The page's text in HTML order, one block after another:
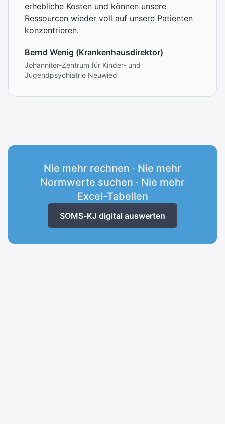
erhebliche Kosten und können unsere
Ressourcen wieder voll auf unsere Patienten
konzentrieren.
Bernd Wenig (Krankenhausdirektor)
Johanniter-Zentrum für Kinder- und
Jugendpsychiatrie Neuwied
Nie mehr rechnen · Nie mehr
Normwerte suchen · Nie mehr
Excel-Tabellen
SOMS-KJ digital auswerten